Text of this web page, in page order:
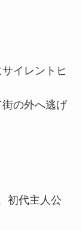
サイレントヒ
街の外へ逃げ
初代主人公